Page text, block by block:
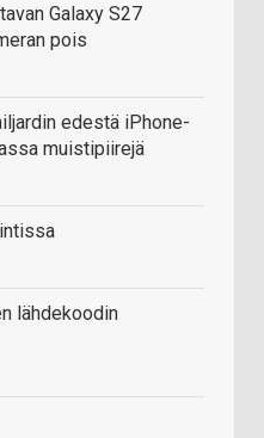
Galaxy S27
pois
edestä iPhone-
muistipiirejä
lähdekoodin